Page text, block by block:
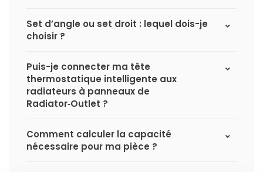
Set d’angle ou set droit : lequel dois-je
choisir ?
Puis-je connecter ma tête
thermostatique intelligente aux
radiateurs à panneaux de
Radiator‑Outlet ?
Comment calculer la capacité
nécessaire pour ma pièce ?